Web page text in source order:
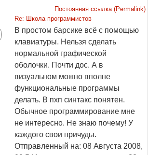
Постоянная ссылка (Permalink)
Re: Школа программистов
В простом барсике всё с помощью
клавиатуры. Нельзя сделать
нормальной графической
оболочки. Почти дос. А в
визуальном можно вполне
функциональные программы
делать. В пхп синтакс понятен.
Обычное программирование мне
не интересно. Не знаю почему! У
каждого свои причуды.
Отправленный на: 08 Августа 2008,